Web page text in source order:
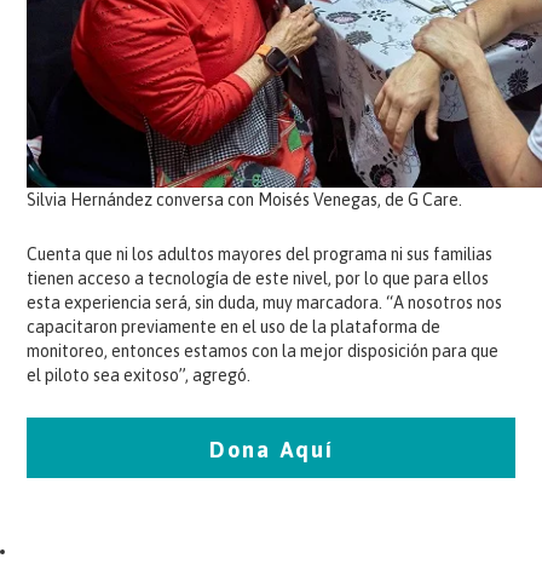
Silvia Hernández conversa con Moisés Venegas, de G Care.
Cuenta que ni los adultos mayores del programa ni sus familias
tienen acceso a tecnología de este nivel, por lo que para ellos
esta experiencia será, sin duda, muy marcadora. “A nosotros nos
capacitaron previamente en el uso de la plataforma de
monitoreo, entonces estamos con la mejor disposición para que
el piloto sea exitoso”, agregó.
Dona Aquí